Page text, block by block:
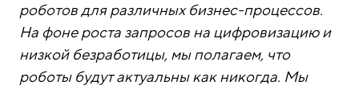
роботов для различных бизнес-процессов.
На фоне роста запросов на цифровизацию и
низкой безработицы, мы полагаем, что
роботы будут актуальны как никогда. Мы